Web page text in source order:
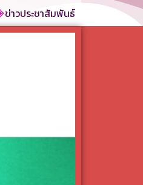
ข่าวประชาสัมพันธ์